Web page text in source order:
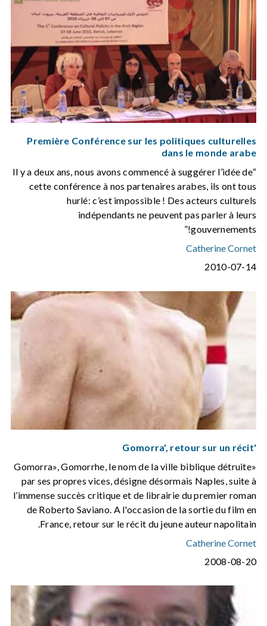
Première Conférence sur les politiques culturelles
dans le monde arabe
“Il y a deux ans, nous avons commencé à suggérer l’idée de
cette conférence à nos partenaires arabes, ils ont tous
hurlé: c’est impossible ! Des acteurs culturels
indépendants ne peuvent pas parler à leurs
gouvernements!”
Catherine Cornet
2010-07-14
'Gomorra', retour sur un récit
«Gomorra», Gomorrhe, le nom de la ville biblique détruite
par ses propres vices, désigne désormais Naples, suite à
l’immense succès critique et de librairie du premier roman
de Roberto Saviano. A l'occasion de la sortie du film en
France, retour sur le récit du jeune auteur napolitain.
Catherine Cornet
2008-08-20